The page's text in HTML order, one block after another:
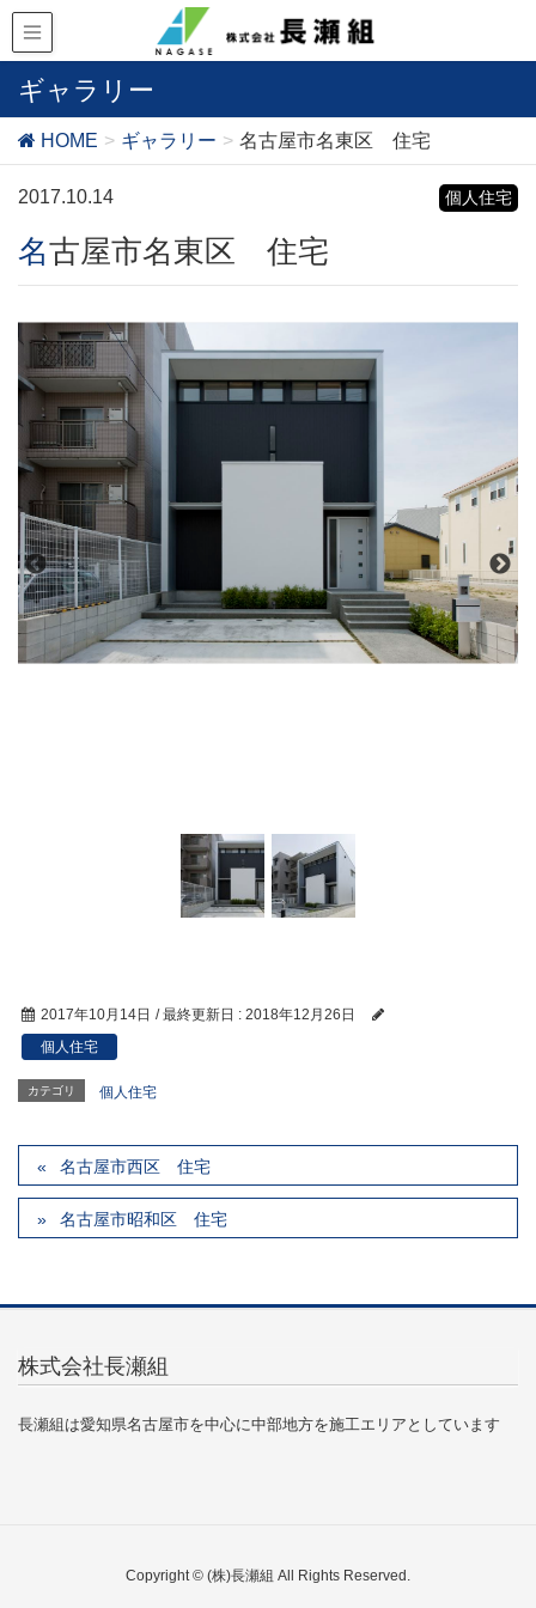
ギャラリー
HOME ギャラリー 名古屋市名東区 住宅
2017.10.14 個人住宅
名古屋市名東区 住宅
2017年10月14日 / 最終更新日 : 2018年12月26日
個人住宅
カテゴリ 個人住宅
名古屋市西区 住宅
名古屋市昭和区 住宅
株式会社長瀬組
長瀬組は愛知県名古屋市を中心に中部地方を施工エリアとしています
Copyright © (株)長瀬組 All Rights Reserved.